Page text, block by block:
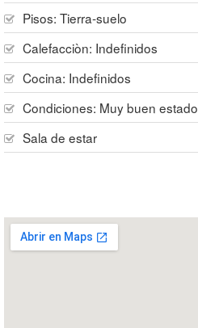
Pisos: Tierra-suelo
Calefacciòn: Indefinidos
Cocina: Indefinidos
Condiciones: Muy buen estado
Sala de estar